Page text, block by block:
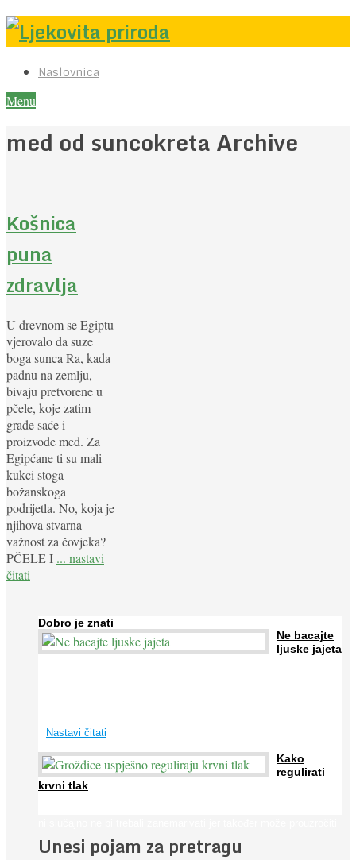
Naslovnica
Menu
med od suncokreta Archive
Košnica
puna
zdravlja
U drevnom se Egiptu
vjerovalo da suze
boga sunca Ra, kada
padnu na zemlju,
bivaju pretvorene u
pčele, koje zatim
grade saće i
proizvode med. Za
Egipćane ti su mali
kukci stoga
božanskoga
podrijetla. No, koja je
njihova stvarna
važnost za čovjeka?
PČELE I ... nastavi
čitati
Dobro je znati
Ne bacajte
ljuske jajeta
Nastavi čitati
Kako
regulirati
krvni tlak
...Unesi pojam za pretragu